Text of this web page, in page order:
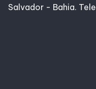
Salvador - Bahia.